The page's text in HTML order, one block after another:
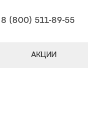
8 (800) 511-89-55
АКЦИИ